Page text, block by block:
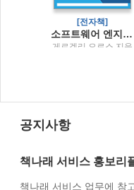
[전자책]
소프트웨어 엔지니어 가이드북주니어부터 리더까지, 소프트웨어 엔지니어라면 꼭 알아야 할 커리어 관리의 비법
게르겔리 오로스 지음
공지사항
책나래 서비스 홍보리
책나래 서비스 업무에 참